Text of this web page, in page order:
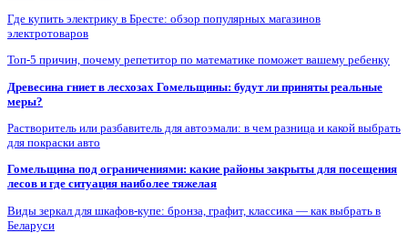
Где купить электрику в Бресте: обзор популярных магазинов
электротоваров
Топ-5 причин, почему репетитор по математике поможет вашему ребенку
Древесина гниет в лесхозах Гомельщины: будут ли приняты реальные
меры?
Растворитель или разбавитель для автоэмали: в чем разница и какой выбрать
для покраски авто
Гомельщина под ограничениями: какие районы закрыты для посещения
лесов и где ситуация наиболее тяжелая
Виды зеркал для шкафов-купе: бронза, графит, классика — как выбрать в
Беларуси